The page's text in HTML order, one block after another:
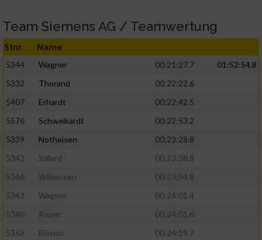
Team Siemens AG / Teamwertung
Stnr Name
5344 Wagner 00:21:27.7
01:52:54.8
5332
Thorand
00:22:22.6
5407
Erhardt
00:22:42.5
5576
Schweikardt
00:22:53.2
5339
Notheisen
00:23:28.8
5342
Szilard
00:23:38.8
5346
Willemsen
00:23:54.8
5343
Wagner
00:24:01.4
5340
Röper
00:24:01.6
5363
Bläsius
00:24:19.7